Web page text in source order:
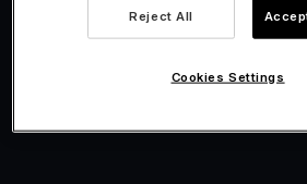
Fiscalidade
Reject All
Cookies Settings